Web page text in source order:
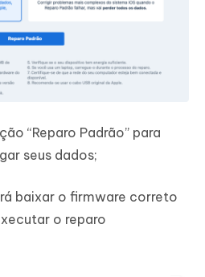
“Reparo Padrão” para
seus dados;
baixar o firmware correto
o reparo